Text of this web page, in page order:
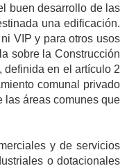
buen desarrollo de las
una edificación.
VIP y para otros usos
sobre la Construcción
definida en el artículo 2
comunal privado
las áreas comunes que
y de servicios
o dotacionales